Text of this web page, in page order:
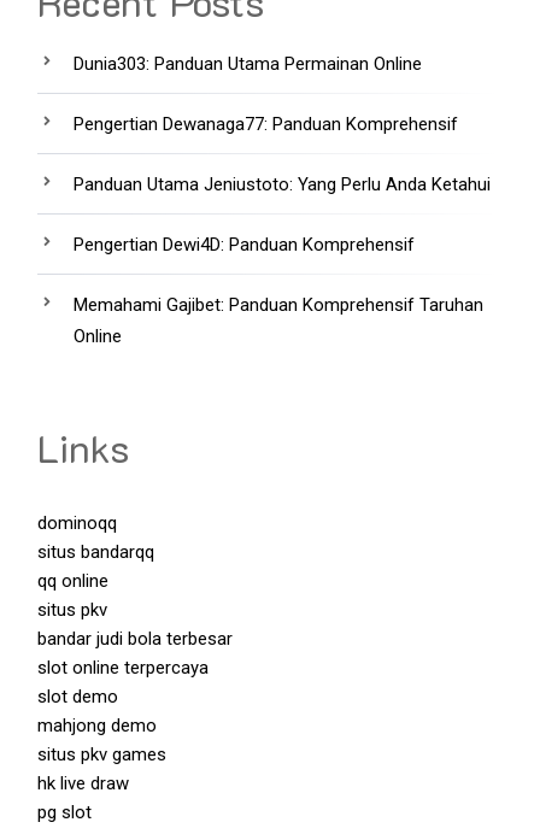
Dunia303: Panduan Utama Permainan Online
Pengertian Dewanaga77: Panduan Komprehensif
Panduan Utama Jeniustoto: Yang Perlu Anda Ketahui
Pengertian Dewi4D: Panduan Komprehensif
Memahami Gajibet: Panduan Komprehensif Taruhan
Online
Links
dominoqq
situs bandarqq
qq online
situs pkv
bandar judi bola terbesar
slot online terpercaya
slot demo
mahjong demo
situs pkv games
hk live draw
pg slot